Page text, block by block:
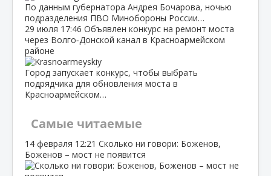
По данным губернатора Андрея Бочарова, ночью
подразделения ПВО Минобороны России…
29 июля 17:46 Объявлен конкурс на ремонт моста
через Волго‑Донской канал в Красноармейском
районе
Город запускает конкурс, чтобы выбрать
подрядчика для обновления моста в
Красноармейском…
Самые читаемые
14 февраля 12:21 Сколько ни говори: Боженов,
Боженов – мост не появится